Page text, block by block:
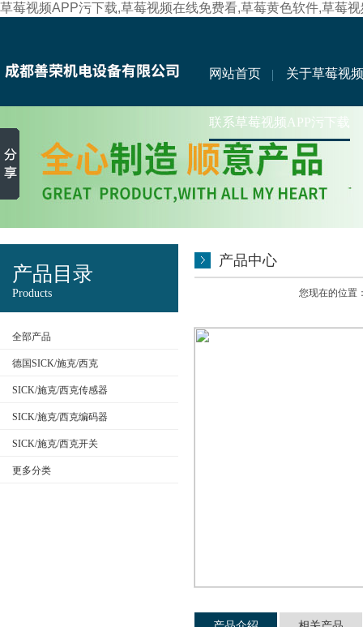
草莓视频APP污下载,草莓视频在线免费看,草莓黄色软件,草莓
网站首页 关于草莓视
联系草莓视频APP污下载
产品目录
Products
全部产品
德国SICK/施克/西克
SICK/施克/西克传感器
SICK/施克/西克编码器
SICK/施克/西克开关
更多分类
产品中心
您现在的位置